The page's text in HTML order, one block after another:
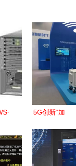
解
、
5G创新“加
移动精彩亮
相2018北